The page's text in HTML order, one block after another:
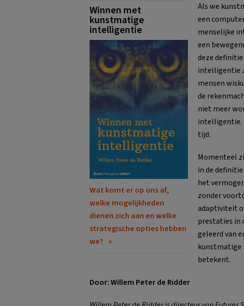
Winnen met
kunstmatige
intelligentie
Wat komt er op ons af,
welke mogelijkheden
dienen zich aan en welke
strategische opties hebben
we?
Als we
een
menselijke
een
deze
intelligentie
mensen
de
niet meer
intelligentie.
tijd.
Momenteel
in de
het
zonder
adaptiviteit
prestaties in
geleerd van
kunstmatige
betekent.
Door: Willem Peter de Ridder